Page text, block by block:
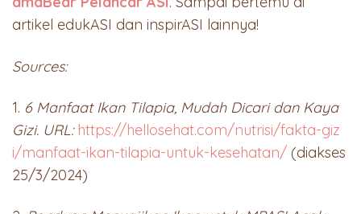
artikel edukASI dan inspirASI lainnya!
Sources:
1. 6 Manfaat Ikan Tilapia, Mudah Dicari dan Kaya
Gizi. URL: https://hellosehat.com/nutrisi/fakta-giz
i/manfaat-ikan-tilapia-untuk-kesehatan/ (diakses
25/3/2024)